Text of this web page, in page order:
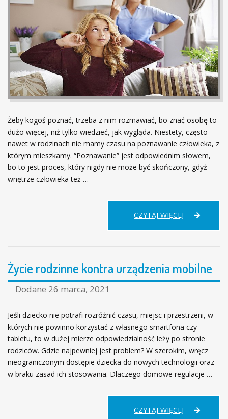
Żeby kogoś poznać, trzeba z nim rozmawiać, bo znać osobę to
dużo więcej, niż tylko wiedzieć, jak wygląda. Niestety, często
nawet w rodzinach nie mamy czasu na poznawanie człowieka, z
którym mieszkamy. “Poznawanie” jest odpowiednim słowem,
bo to jest proces, który nigdy nie może być skończony, gdyż
wnętrze człowieka też …
CZYTAJ WIĘCEJ JAK
Życie rodzinne kontra urządzenia mobilne
Dodane 26 marca, 2021
Jeśli dziecko nie potrafi rozróżnić czasu, miejsc i przestrzeni, w
których nie powinno korzystać z własnego smartfona czy
tabletu, to w dużej mierze odpowiedzialność leży po stronie
rodziców. Gdzie najpewniej jest problem? W szerokim, wręcz
nieograniczonym dostępie dziecka do nowych technologii oraz
w braku zasad ich stosowania. Dlaczego domowe regulacje …
CZYTAJ WIĘCEJ ŻYCIE